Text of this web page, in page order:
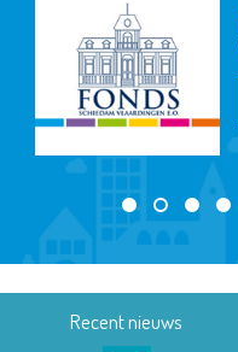
Recent nieuws